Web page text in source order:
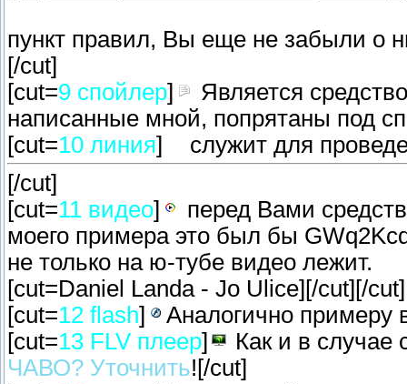
пункт правил, Вы еще не забыли о
[/cut]
[cut=9 спойлер]
Является
написанные мной, попрятаны под
[cut=10 линия]
служит для
[/cut]
[cut=11 видео]
перед Вами
моего примера это был бы
не только на ю-тубе видео лежит.
[cut=Daniel Landa - Jo Ulice][/cut][/cut]
[cut=12 flash]
Аналогично примеру
[cut=13 FLV плеер]
Как и в случае
ЧАВО? Уточнить![/cut]